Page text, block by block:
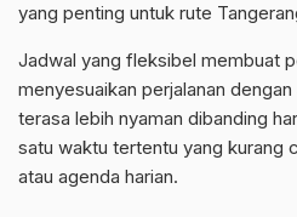
yang penting untuk rute
Jadwal yang fleksibel membuat
menyesuaikan perjalanan
terasa lebih nyaman dibanding
satu waktu tertentu yang kurang
atau agenda harian.